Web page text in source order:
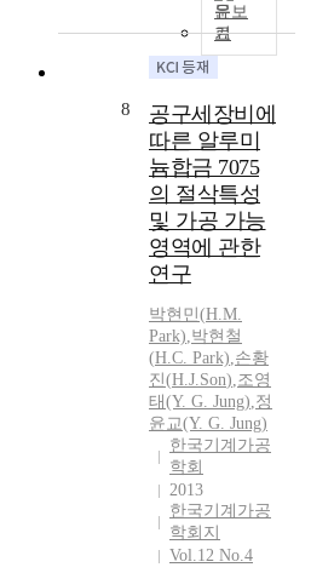
문보
기
8
공구세장비에
따른 알루미
늄합금 7075
의 절삭특성
및 가공 가능
영역에 관한
연구
박현민(H.M.
Park),박현철
(H.C. Park),손황
진(H.J.Son),조영
태(Y. G. Jung),정
윤교(Y. G. Jung)
한국기계가공
학회
2013
한국기계가공
학회지
Vol.12 No.4